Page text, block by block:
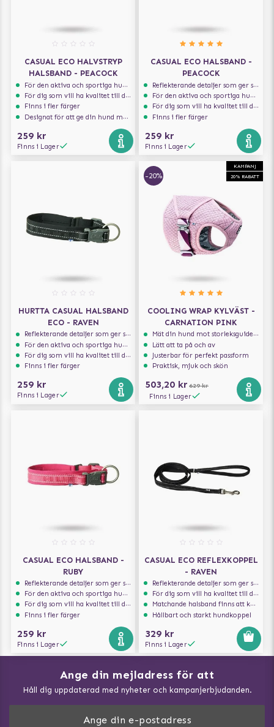
CASUAL ECO HALVSTRYP
HALSBAND - PEACOCK
För den aktiva och sportiga hunden
För dig som vill ha kvalitet till din hund!
Finns i fler färger
Designat för att ge din hund maximal komfort
259 kr
Finns i Lager
CASUAL ECO HALSBAND -
PEACOCK
Reflekterande detaljer som ger synlighet i svagt ljus
För den aktiva och sportiga hunden
För dig som vill ha kvalitet till din hund!
Finns i fler färger
259 kr
Finns i Lager
HURTTA CASUAL HALSBAND
ECO - RAVEN
Reflekterande detaljer som ger synlighet i svagt ljus
För den aktiva och sportiga hunden
För dig som vill ha kvalitet till din hund!
Finns i fler färger
259 kr
Finns i Lager
KAMPANJ
20% RABATT
-20%
COOLING WRAP KYLVÄST -
CARNATION PINK
Mät din hund mot storleksguiden för att få rätt storlek
Lätt att ta på och av
Justerbar för perfekt passform
Praktisk, mjuk och skön
503,20 kr 629 kr
Finns i Lager
CASUAL ECO HALSBAND -
RUBY
Reflekterande detaljer som ger synlighet i svagt ljus
För den aktiva och sportiga hunden
För dig som vill ha kvalitet till din hund!
Finns i fler färger
259 kr
Finns i Lager
CASUAL ECO REFLEXKOPPEL
- RAVEN
Reflekterande detaljer som ger synlighet i svagt ljus
För dig som vill ha kvalitet till din hund!
Matchande halsband finns att köpa till
Hållbart och starkt hundkoppel
329 kr
Finns i Lager
Ange din mejladress för att
Håll dig uppdaterad med nyheter och kampanjerbjudanden.
Vad kan hundar äta?